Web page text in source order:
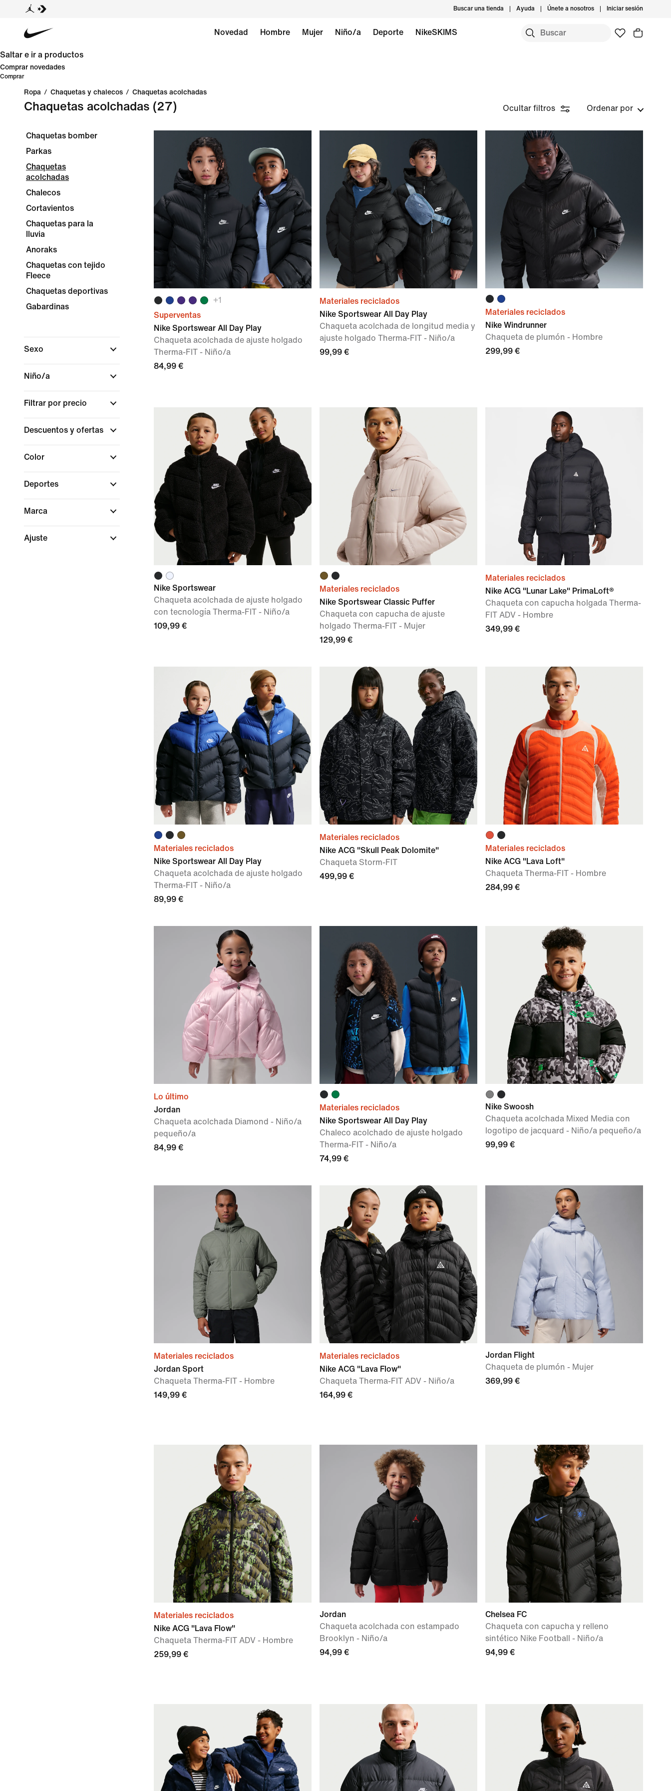
Buscar una tienda Ayuda Únete a nosotros Iniciar sesión
Novedad Hombre Mujer Niño/a Deporte NikeSKIMS
Saltar e ir a productos
Comprar novedades
Comprar
Ropa / Chaquetas y chalecos / Chaquetas acolchadas
Chaquetas acolchadas (27) Ocultar filtros Ordenar por
Chaquetas bomber
Parkas
Chaquetas
acolchadas
Chalecos
Cortavientos
Chaquetas para la
lluvia
Anoraks
Chaquetas con tejido
Fleece
Chaquetas deportivas
Gabardinas
Sexo
Niño/a
Filtrar por precio
Descuentos y ofertas
Color
Deportes
Marca
Ajuste
+1
Superventas
Nike Sportswear All Day Play
Chaqueta acolchada de ajuste holgado
Therma-FIT - Niño/a
84,99 €
Materiales reciclados
Nike Sportswear All Day Play
Chaqueta acolchada de longitud media y
ajuste holgado Therma-FIT - Niño/a
99,99 €
Materiales reciclados
Nike Windrunner
Chaqueta de plumón - Hombre
299,99 €
Nike Sportswear
Chaqueta acolchada de ajuste holgado
con tecnología Therma-FIT - Niño/a
109,99 €
Materiales reciclados
Nike Sportswear Classic Puffer
Chaqueta con capucha de ajuste
holgado Therma-FIT - Mujer
129,99 €
Materiales reciclados
Nike ACG "Lunar Lake" PrimaLoft®
Chaqueta con capucha holgada Therma-
FIT ADV - Hombre
349,99 €
Materiales reciclados
Nike Sportswear All Day Play
Chaqueta acolchada de ajuste holgado
Therma-FIT - Niño/a
89,99 €
Materiales reciclados
Nike ACG "Skull Peak Dolomite"
Chaqueta Storm-FIT
499,99 €
Materiales reciclados
Nike ACG "Lava Loft"
Chaqueta Therma-FIT - Hombre
284,99 €
Lo último
Jordan
Chaqueta acolchada Diamond - Niño/a
pequeño/a
84,99 €
Materiales reciclados
Nike Sportswear All Day Play
Chaleco acolchado de ajuste holgado
Therma-FIT - Niño/a
74,99 €
Nike Swoosh
Chaqueta acolchada Mixed Media con
logotipo de jacquard - Niño/a pequeño/a
99,99 €
Materiales reciclados
Jordan Sport
Chaqueta Therma-FIT - Hombre
149,99 €
Materiales reciclados
Nike ACG "Lava Flow"
Chaqueta Therma-FIT ADV - Niño/a
164,99 €
Jordan Flight
Chaqueta de plumón - Mujer
369,99 €
Materiales reciclados
Nike ACG "Lava Flow"
Chaqueta Therma-FIT ADV - Hombre
259,99 €
Jordan
Chaqueta acolchada con estampado
Brooklyn - Niño/a
94,99 €
Chelsea FC
Chaqueta con capucha y relleno
sintético Nike Football - Niño/a
94,99 €